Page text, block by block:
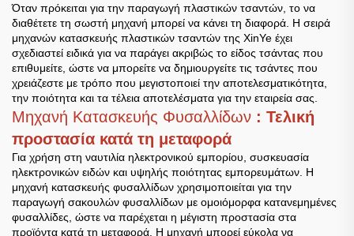
Όταν πρόκειται για την παραγωγή πλαστικών τσαντών, το να
διαθέτετε τη σωστή μηχανή μπορεί να κάνει τη διαφορά. Η σειρά
μηχανών κατασκευής πλαστικών τσαντών της XinYe έχει
σχεδιαστεί ειδικά για να παράγει ακριβώς το είδος τσάντας που
επιθυμείτε, ώστε να μπορείτε να δημιουργείτε τις τσάντες που
χρειάζεστε με τρόπο που μεγιστοποιεί την αποτελεσματικότητα,
την ποιότητα και τα τέλεια αποτελέσματα για την εταιρεία σας.
Μηχανή Κατασκευής Φυσαλλίδων : Τελική
προστασία κατά τη μεταφορά
Για χρήση στη ναυτιλία ηλεκτρονικού εμπορίου, συσκευασία
ηλεκτρονικών ειδών και υψηλής ποιότητας εμπορευμάτων. Η
μηχανή κατασκευής φυσαλλίδων χρησιμοποιείται για την
παραγωγή σακουλών φυσαλλίδων με ομοιόμορφα κατανεμημένες
φυσαλλίδες, ώστε να παρέχεται η μέγιστη προστασία στα
προϊόντα κατά τη μεταφορά. Η μηχανή μπορεί εύκολα να